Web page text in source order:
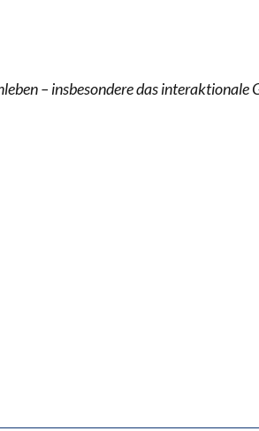
– insbesondere das interaktionale